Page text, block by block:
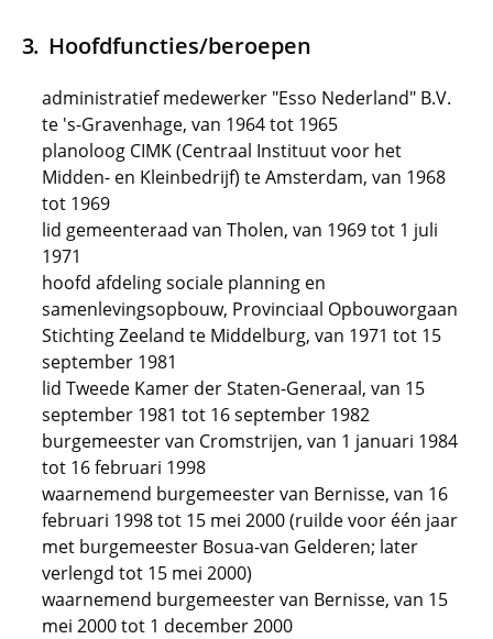
Hoofdfuncties/beroepen
administratief medewerker "Esso Nederland" B.V.
te 's-Gravenhage, van 1964 tot 1965
planoloog CIMK (Centraal Instituut voor het
Midden- en Kleinbedrijf) te Amsterdam, van 1968
tot 1969
lid gemeenteraad van Tholen, van 1969 tot 1 juli
1971
hoofd afdeling sociale planning en
samenlevingsopbouw, Provinciaal Opbouworgaan
Stichting Zeeland te Middelburg, van 1971 tot 15
september 1981
lid Tweede Kamer der Staten-Generaal, van 15
september 1981 tot 16 september 1982
burgemeester van Cromstrijen, van 1 januari 1984
tot 16 februari 1998
waarnemend burgemeester van Bernisse, van 16
februari 1998 tot 15 mei 2000 (ruilde voor één jaar
met burgemeester Bosua-van Gelderen; later
verlengd tot 15 mei 2000)
waarnemend burgemeester van Bernisse, van 15
mei 2000 tot 1 december 2000